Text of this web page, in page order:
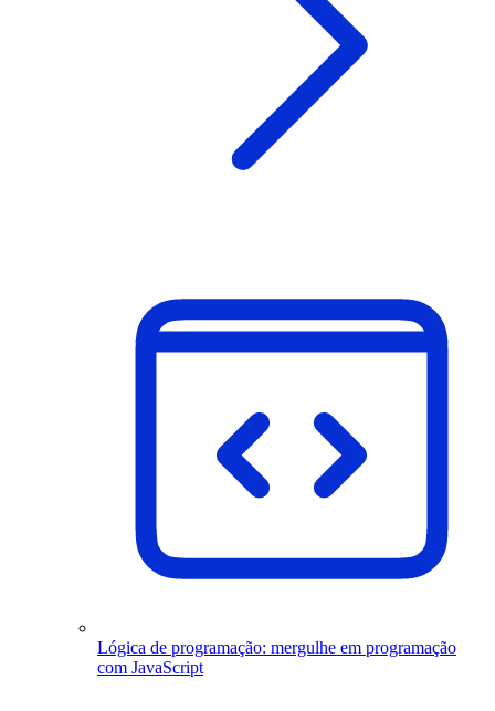
Lógica de programação: mergulhe em programação
com JavaScript